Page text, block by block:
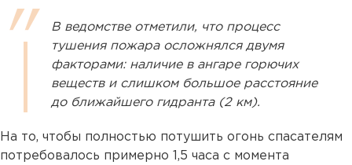
В ведомстве отметили, что процесс
тушения пожара осложнялся двумя
факторами: наличие в ангаре горючих
веществ и слишком большое расстояние
до ближайшего гидранта (2 км).
На то, чтобы полностью потушить огонь спасателям
потребовалось примерно 1,5 часа с момента